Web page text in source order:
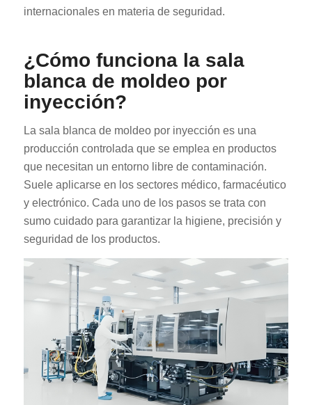
internacionales en materia de seguridad.
¿Cómo funciona la sala
blanca de moldeo por
inyección?
La sala blanca de moldeo por inyección es una
producción controlada que se emplea en productos
que necesitan un entorno libre de contaminación.
Suele aplicarse en los sectores médico, farmacéutico
y electrónico. Cada uno de los pasos se trata con
sumo cuidado para garantizar la higiene, precisión y
seguridad de los productos.